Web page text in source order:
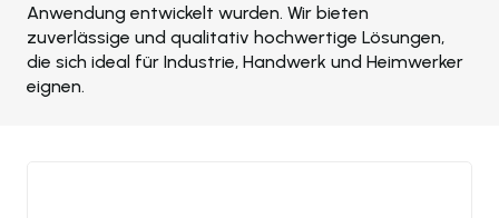
Anwendung entwickelt wurden. Wir bieten
zuverlässige und qualitativ hochwertige Lösungen,
die sich ideal für Industrie, Handwerk und Heimwerker
eignen.